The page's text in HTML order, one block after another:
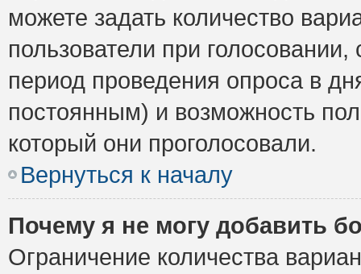
можете задать количество
пользователи при
период проведения опроса в
постоянным) и возможность
который они проголосовали.
Вернуться к началу
Почему я не могу добавить
Ограничение количества